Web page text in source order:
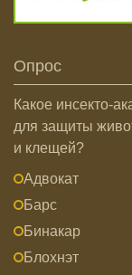
Опрос
Какое инсекто-
для защиты
и клещей?
Адвокат
Барс
Бинакар
Блохнэт